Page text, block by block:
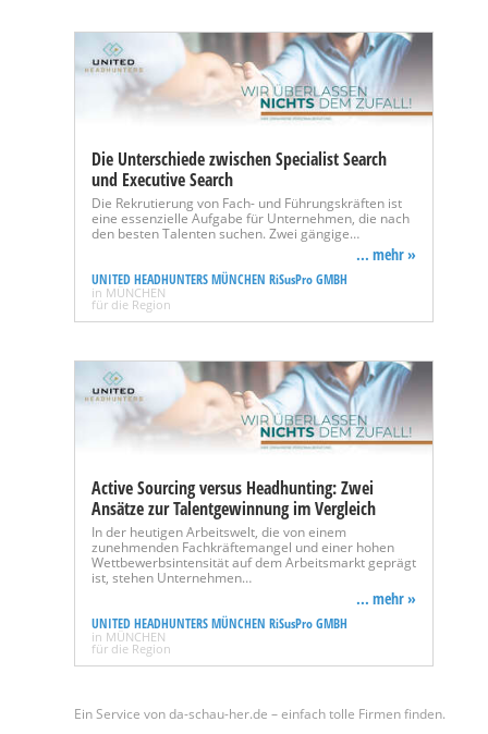
Die Unterschiede zwischen Specialist Search
und Executive Search
Die Rekrutierung von Fach- und Führungskräften ist
eine essenzielle Aufgabe für Unternehmen, die nach
den besten Talenten suchen. Zwei gängige…
... mehr »
UNITED HEADHUNTERS MÜNCHEN RiSusPro GMBH
in MÜNCHEN
für die Region
Active Sourcing versus Headhunting: Zwei
Ansätze zur Talentgewinnung im Vergleich
In der heutigen Arbeitswelt, die von einem
zunehmenden Fachkräftemangel und einer hohen
Wettbewerbsintensität auf dem Arbeitsmarkt geprägt
ist, stehen Unternehmen…
... mehr »
UNITED HEADHUNTERS MÜNCHEN RiSusPro GMBH
in MÜNCHEN
für die Region
Ein Service von da-schau-her.de – einfach tolle Firmen finden.